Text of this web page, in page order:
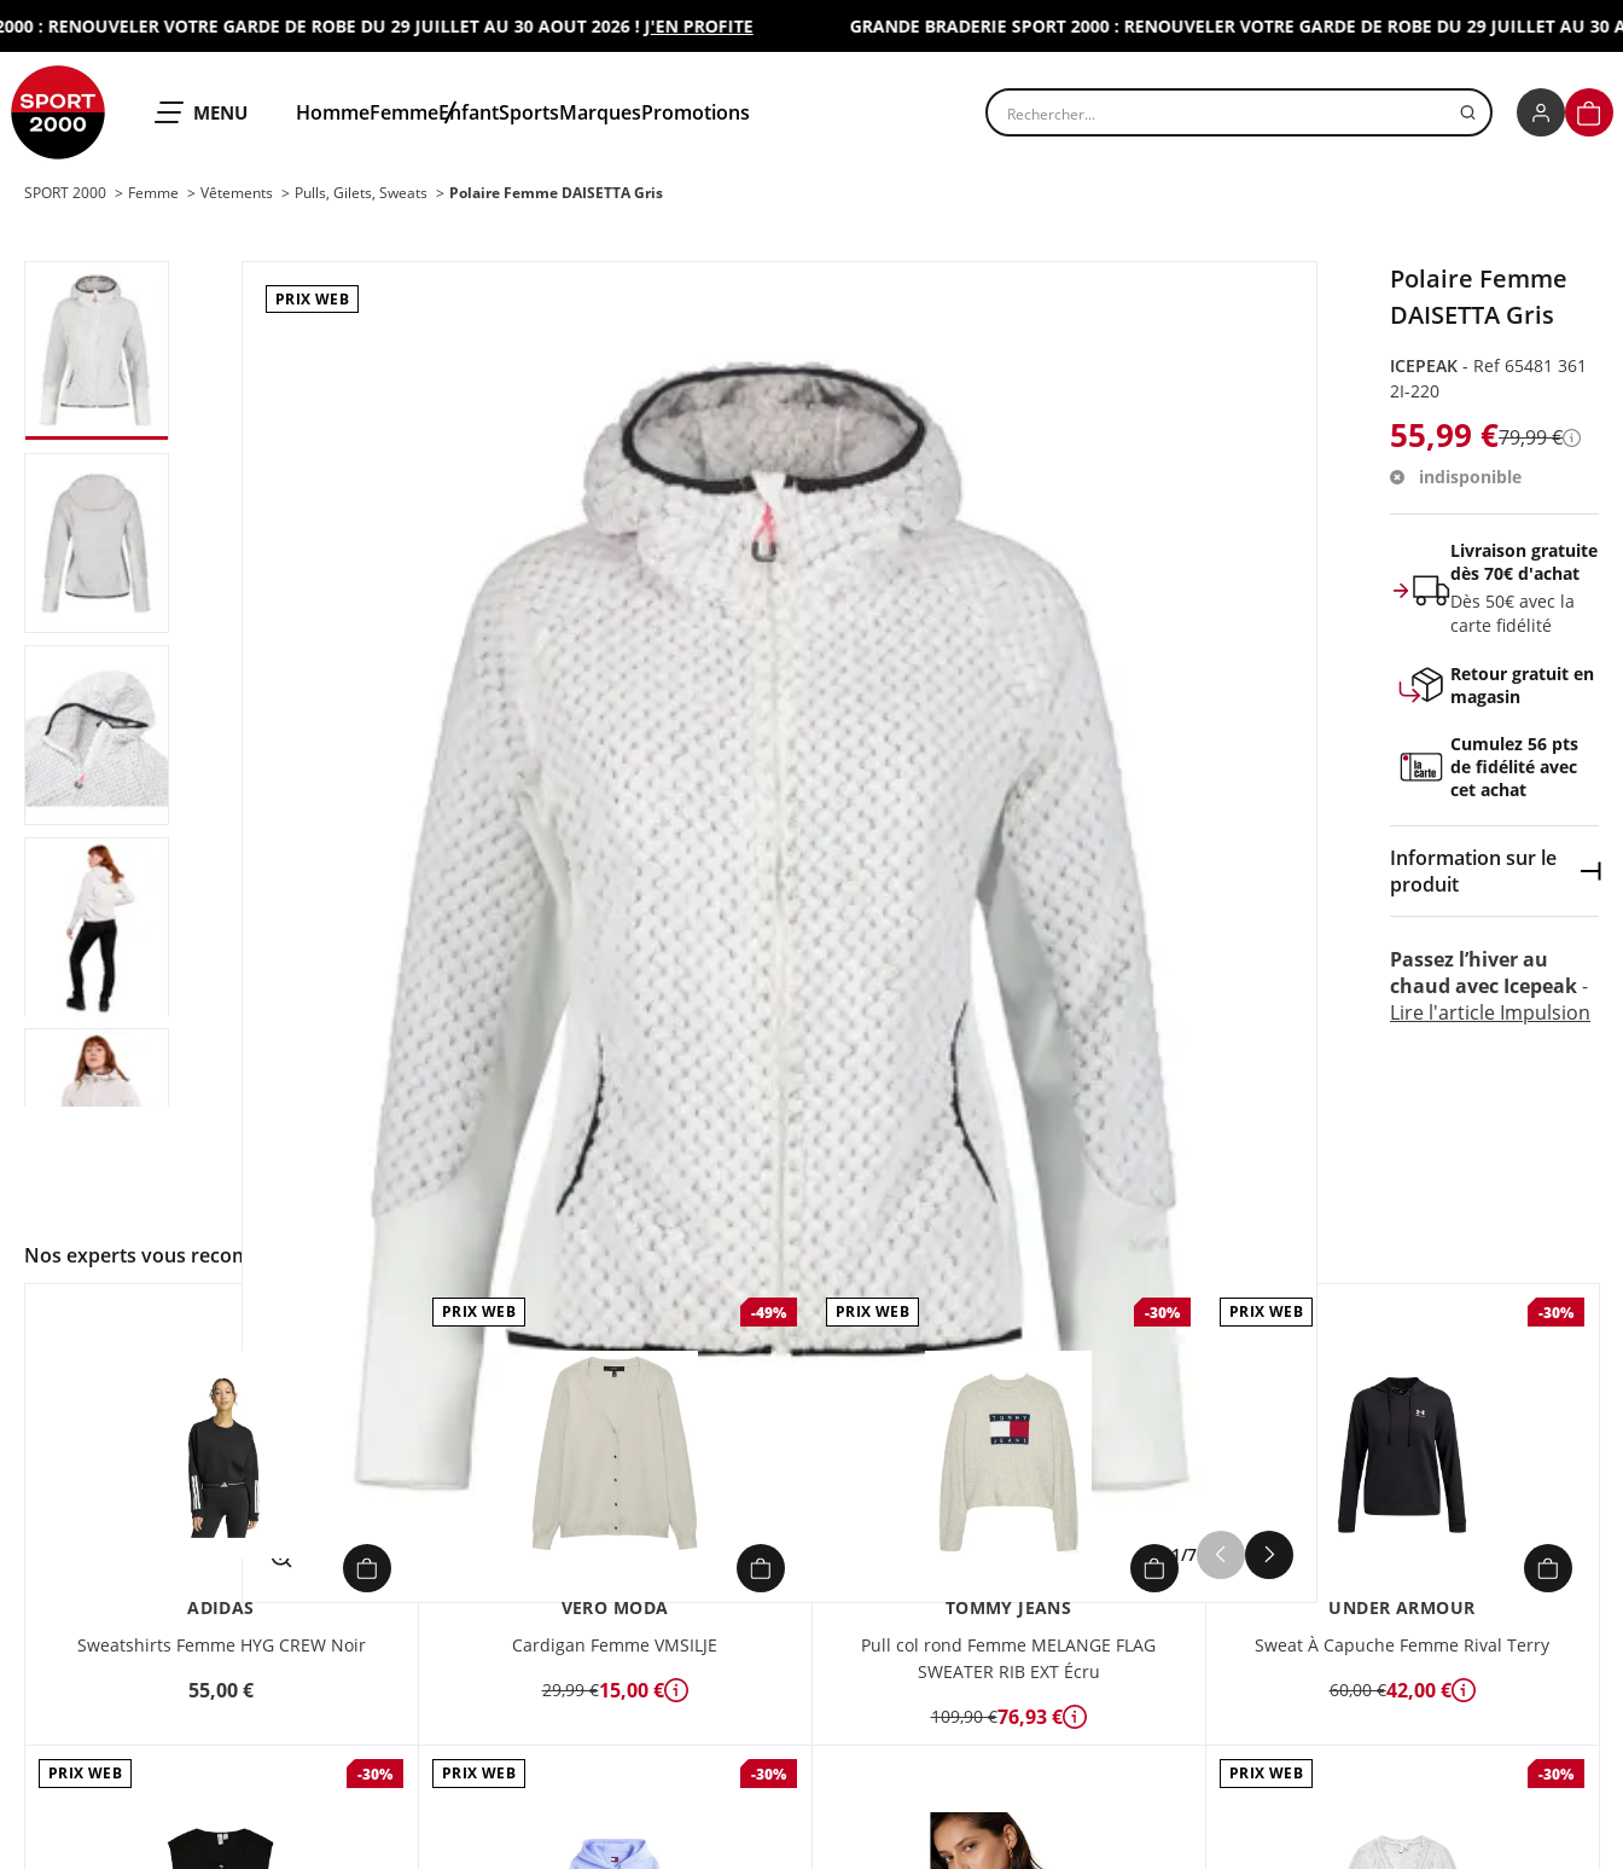
VOTRE GARDE DE ROBE DU 29 JUILLET AU 30 AOUT 2026 !J'EN PROFITE GRANDE BRADERIE SPORT 2000 : RENOUVELER VOTRE GARDE DE ROBE DU 29 JUILLET AU 30
OUVRIR LE
MENU HommeFemmeEnfantSportsMarquesPromotions Rechercher un produit
SPORT 2000 Femme Vêtements Pulls, Gilets, Sweats Polaire Femme DAISETTA Gris
PRIX WEB
app.ui.shop.product.zoom
1/7
Polaire Femme
DAISETTA Gris
ICEPEAK - Ref 65481 361
2I-220
55,99 €79,99 €
indisponible
Livraison gratuite
dès 70€ d'achat
Dès 50€ avec la
carte fidélité
Retour gratuit en
magasin
Cumulez 56 pts
de fidélité avec
cet achat
Information sur le
produit
Couleur :Gris
Composition :100%
Polyester
Passez l’hiver au
chaud avec Icepeak-
Lire l'article Impulsion
Nos experts vous recommandent
ADIDAS
Sweatshirts Femme HYG CREW Noir
55,00 €
PRIX WEB -49%
VERO MODA
Cardigan Femme VMSILJE
29,99 €15,00 € Détails
PRIX WEB -30%
TOMMY JEANS
Pull col rond Femme MELANGE FLAG
SWEATER RIB EXT Écru
109,90 €76,93 € Détails
PRIX WEB -30%
UNDER ARMOUR
Sweat À Capuche Femme Rival Terry
60,00 €42,00 € Détails
PRIX WEB -30% PRIX WEB -30% PRIX WEB -30%